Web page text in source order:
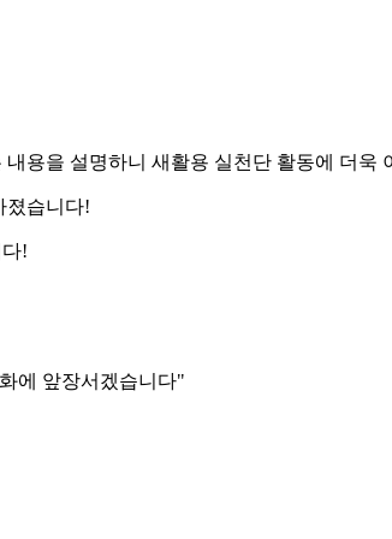
용을 설명하니 새활용 실천단 활동에 더욱
졌습니다!
!
에 앞장서겠습니다"